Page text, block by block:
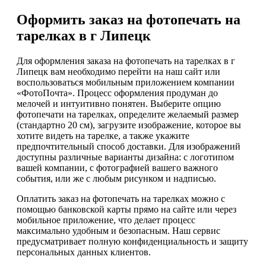
Оформить заказ на фотопечать на
тарелках в г Липецк
Для оформления заказа на фотопечать на тарелках в г
Липецк вам необходимо перейти на наш сайт или
воспользоваться мобильным приложением компании
«ФотоПочта». Процесс оформления продуман до
мелочей и интуитивно понятен. Выберите опцию
фотопечати на тарелках, определите желаемый размер
(стандартно 20 см), загрузите изображение, которое вы
хотите видеть на тарелке, а также укажите
предпочтительный способ доставки. Для изображений
доступны различные варианты дизайна: с логотипом
вашей компании, с фотографией вашего важного
события, или же с любым рисунком и надписью.
Оплатить заказ на фотопечать на тарелках можно с
помощью банковской карты прямо на сайте или через
мобильное приложение, что делает процесс
максимально удобным и безопасным. Наш сервис
предусматривает полную конфиденциальность и защиту
персональных данных клиентов.